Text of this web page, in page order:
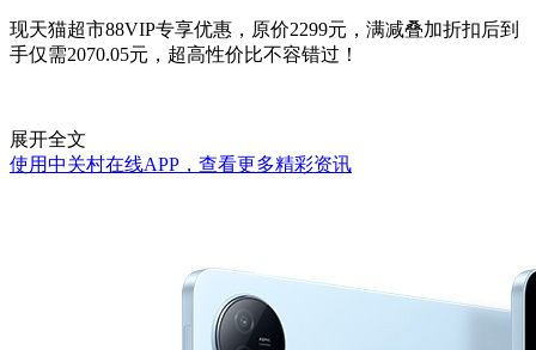
现天猫超市88VIP专享优惠，原价2299元，满减叠加折扣后到
手仅需2070.05元，超高性价比不容错过！
展开全文
使用中关村在线APP，查看更多精彩资讯